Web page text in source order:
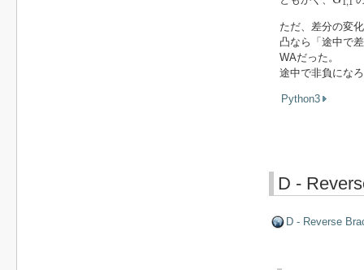
1,1
ただ、差分の変
凸なら「途中で
WAだった。
途中で非負にな
Python3
D -
D - Reverse